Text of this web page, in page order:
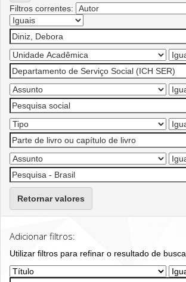
Filtros correntes:
Retornar valores
Adicionar filtros:
Utilizar filtros para refinar o resultado de busca.